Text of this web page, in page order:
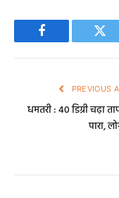
Facebook
PREVIOUS
धमतरी : 40 डिग्री चढ़ा
पारा,